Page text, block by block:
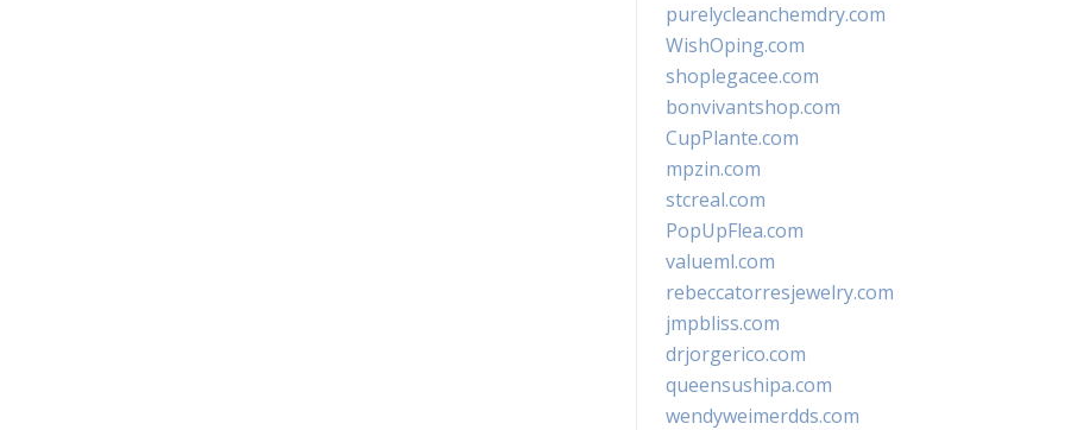
purelycleanchemdry.com
WishOping.com
shoplegacee.com
bonvivantshop.com
CupPlante.com
mpzin.com
stcreal.com
PopUpFlea.com
valueml.com
rebeccatorresjewelry.com
jmpbliss.com
drjorgerico.com
queensushipa.com
wendyweimerdds.com